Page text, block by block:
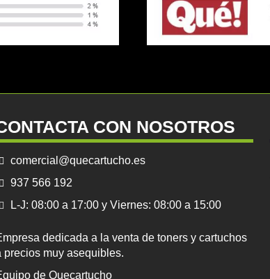
CON NOSOTROS
comercial@quecartucho.es
937 566 192
L-J: 08:00 a 17:00 y Viernes: 08:00 a 15:00
dedicada a la venta de toners y cartuchos
precios muy asequibles.
de Quecartucho